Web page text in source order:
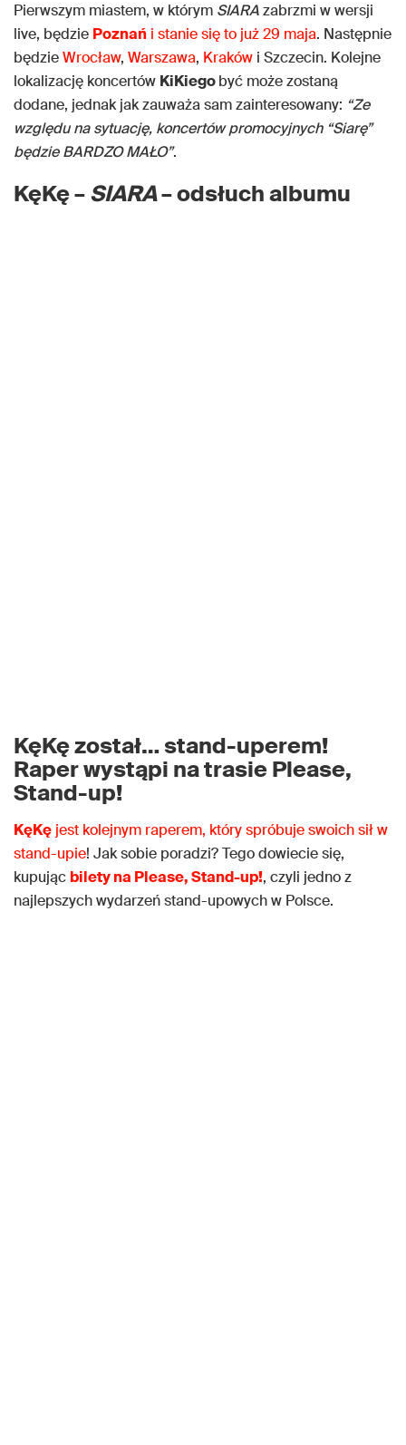
Pierwszym miastem, w którym SIARAzabrzmi w wersji
live, będzie Poznań i stanie się to już 29 maja. Następnie
będzieWrocław, Warszawa, Kraków i Szczecin. Kolejne
lokalizację koncertów KiKiegobyć może zostaną
dodane, jednak jak zauważa sam zainteresowany: “Ze
względu na sytuację, koncertów promocyjnych “Siarę”
będzie BARDZO MAŁO”.
KęKę –SIARA– odsłuch albumu
KęKęzostał… stand-uperem!
Raper wystąpi na trasiePlease,
Stand-up!
KęKę jest kolejnym raperem, który spróbuje swoich sił w
stand-upie! Jak sobie poradzi? Tego dowiecie się,
kupując bilety na Please, Stand-up!, czyli jedno z
najlepszych wydarzeń stand-upowych w Polsce.